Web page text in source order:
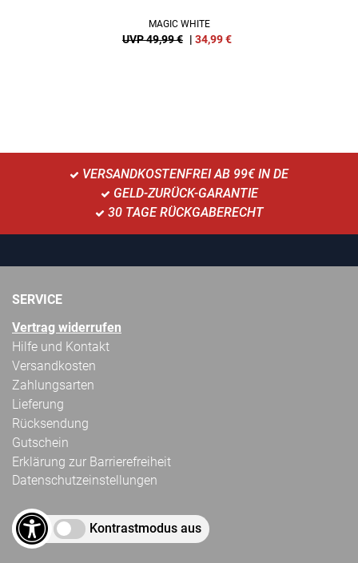
MAGIC WHITE
UVP 49,99 € | 34,99€
VERSANDKOSTENFREI AB 99€ IN DE
GELD-ZURÜCK-GARANTIE
30 TAGE RÜCKGABERECHT
SERVICE
Vertrag widerrufen
Hilfe und Kontakt
Versandkosten
Zahlungsarten
Lieferung
Rücksendung
Gutschein
Erklärung zur Barrierefreiheit
Datenschutzeinstellungen
Kontrastmodus aus